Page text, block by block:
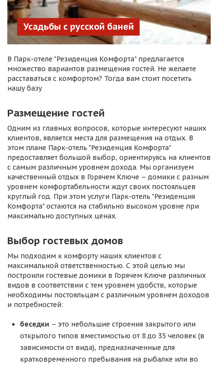
Усадьбы с русской баней
В Парк-отеле "Резиденция Комфорта" предлагается
множество вариантов размещения гостей. Не желаете
расставаться с комфортом? Тогда вам стоит посетить
нашу базу
Размещение гостей
Одним из главных вопросов, которые интересуют наших
клиентов, является места для размещения на отдых. В
этом плане Парк-отель "Резиденция Комфорта"
предоставляет большой выбор, ориентируясь на клиентов
с самым различным уровнем дохода. Мы организуем
качественный отдых в Горячем Ключе – домики с разным
уровнем комфортабельности ждут своих постояльцев
круглый год. При этом услуги Парк-отель "Резиденция
Комфорта" остаются на стабильно высоком уровне при
максимально доступных ценах.
Выбор гостевых домов
Мы подходим к комфорту наших клиентов с
максимальной ответственностью. С этой целью мы
построили гостевые домики в Горячем Ключе различных
видов в соответствии с тем уровнем удобств, которые
необходимы постояльцам с различным уровнем доходов
и потребностей:
беседки – это небольшие строения закрытого или
открытого типов вместимостью от 8 до 35 человек (в
зависимости от вида), предназначенные для
кратковременного пребывания на рыбалке или во